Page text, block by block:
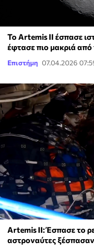
Το Artemis II έσπασε
έφτασε πιο μακριά
Επιστήμη 07.04.2026
Artemis II: Έσπασε το
αστροναύτες